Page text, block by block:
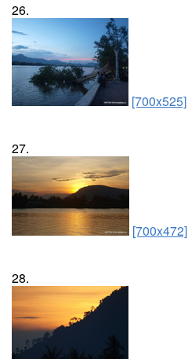
26.
[700x525]
27.
[700x472]
28.